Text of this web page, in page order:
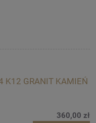
K12 GRANIT KAMIEŃ
360,00 zł